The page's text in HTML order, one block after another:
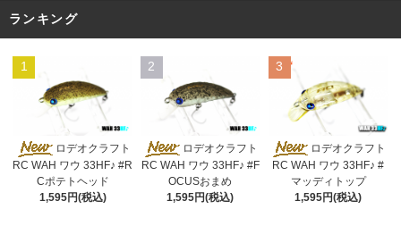
ランキング
1
ロデオクラフト
RC WAH ワウ 33HF♪ #R
Cポテトヘッド
1,595円(税込)
2
ロデオクラフト
RC WAH ワウ 33HF♪ #F
OCUSおまめ
1,595円(税込)
3
ロデオクラフト
RC WAH ワウ 33HF♪ #
マッディトップ
1,595円(税込)